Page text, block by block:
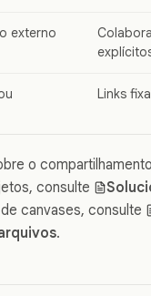
externo
Links
o
consulte
canvases, consulte
.